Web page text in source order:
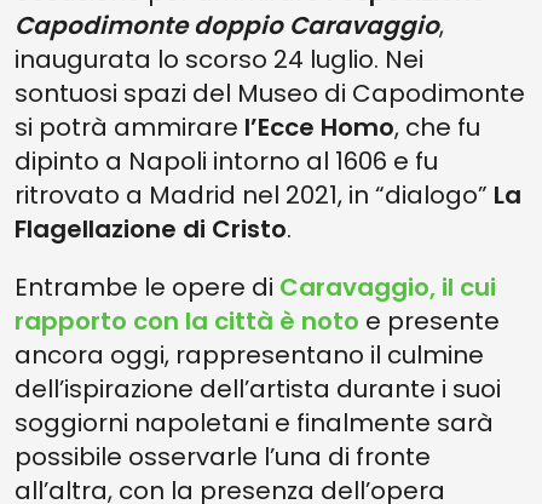
Capodimonte doppio Caravaggio,
inaugurata lo scorso 24 luglio. Nei
sontuosi spazi del Museo di Capodimonte
si potrà ammirare l’Ecce Homo, che fu
dipinto a Napoli intorno al 1606 e fu
ritrovato a Madrid nel 2021, in “dialogo” La
Flagellazione di Cristo.
Entrambe le opere di Caravaggio, il cui
rapporto con la città è noto e presente
ancora oggi, rappresentano il culmine
dell’ispirazione dell’artista durante i suoi
soggiorni napoletani e finalmente sarà
possibile osservarle l’una di fronte
all’altra, con la presenza dell’opera